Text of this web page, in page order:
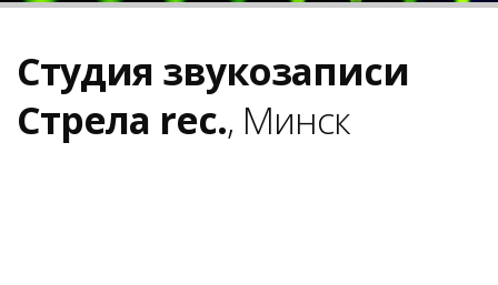
Студия звукозаписи
Стрела rec., Минск